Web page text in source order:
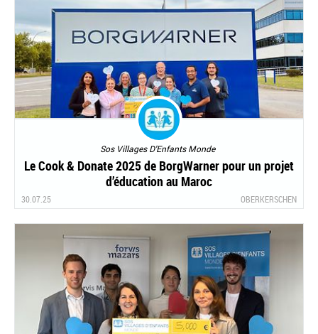
Sos Villages D'Enfants Monde
Le Cook & Donate 2025 de BorgWarner pour un projet
d’éducation au Maroc
30.07.25 OBERKERSCHEN